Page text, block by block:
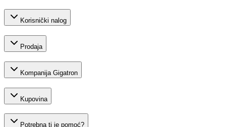
Korisnički nalog
Prodaja
Kompanija Gigatron
Kupovina
Potrebna ti je pomoć?